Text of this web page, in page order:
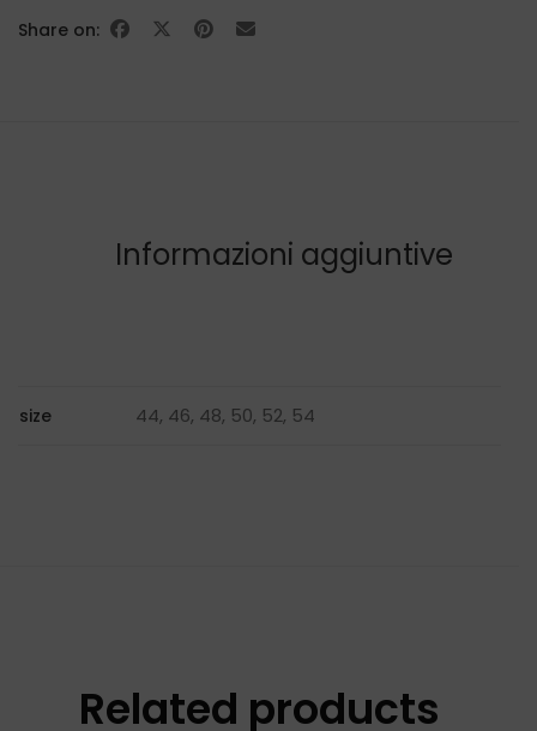
Share on:
Informazioni aggiuntive
size 44, 46, 48, 50, 52, 54
Related products